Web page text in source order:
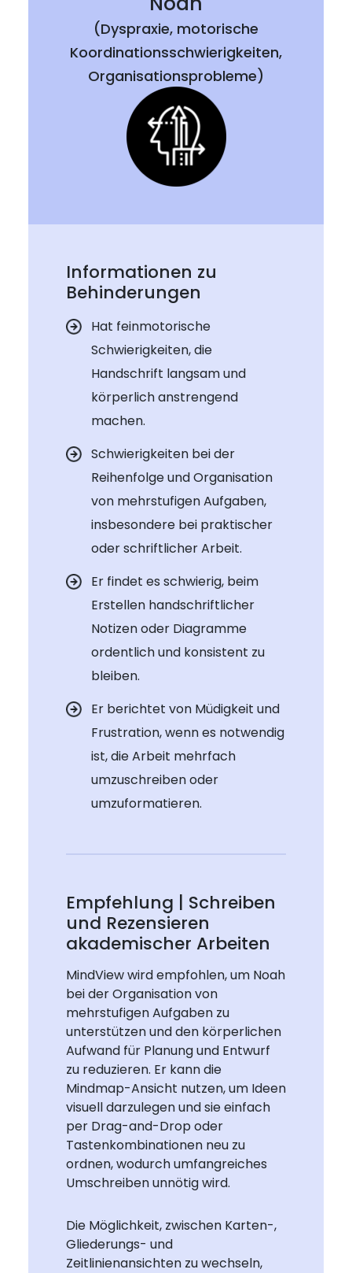
(Dyspraxie, motorische
Koordinationsschwierigkeiten,
Organisationsprobleme)
Informationen zu
Behinderungen
Hat feinmotorische
Schwierigkeiten, die
Handschrift langsam und
körperlich anstrengend
machen.
Schwierigkeiten bei der
Reihenfolge und Organisation
von mehrstufigen Aufgaben,
insbesondere bei praktischer
oder schriftlicher Arbeit.
Er findet es schwierig, beim
Erstellen handschriftlicher
Notizen oder Diagramme
ordentlich und konsistent zu
bleiben.
Er berichtet von Müdigkeit und
Frustration, wenn es notwendig
ist, die Arbeit mehrfach
umzuschreiben oder
umzuformatieren.
Empfehlung | Schreiben
und Rezensieren
akademischer Arbeiten
MindView wird empfohlen, um Noah
bei der Organisation von
mehrstufigen Aufgaben zu
unterstützen und den körperlichen
Aufwand für Planung und Entwurf
zu reduzieren. Er kann die
Mindmap-Ansicht nutzen, um Ideen
visuell darzulegen und sie einfach
per Drag-and-Drop oder
Tastenkombinationen neu zu
ordnen, wodurch umfangreiches
Umschreiben unnötig wird.
Die Möglichkeit, zwischen Karten-,
Gliederungs- und
Zeitlinienansichten zu wechseln,